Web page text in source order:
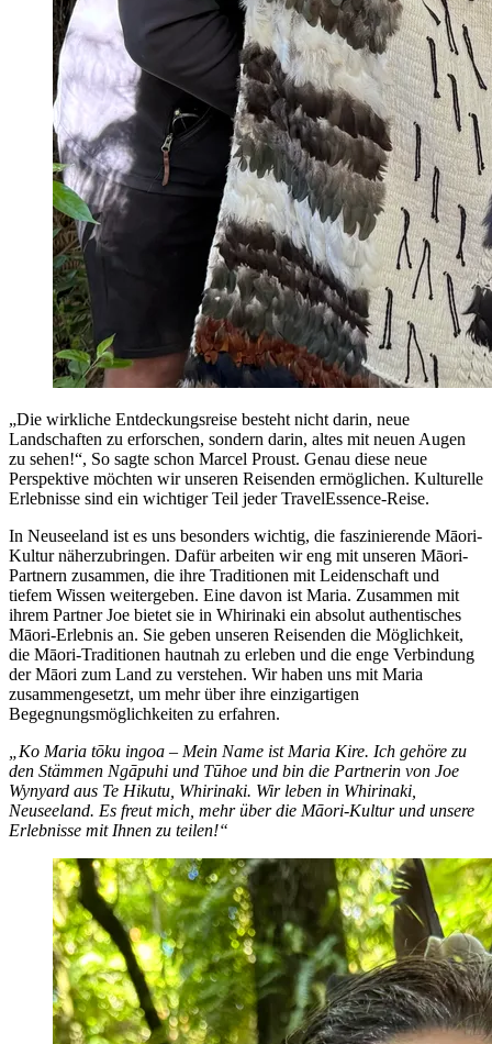
„Die wirkliche Entdeckungsreise besteht nicht darin, neue
Landschaften zu erforschen, sondern darin, altes mit neuen Augen
zu sehen!“, So sagte schon Marcel Proust. Genau diese neue
Perspektive möchten wir unseren Reisenden ermöglichen. Kulturelle
Erlebnisse sind ein wichtiger Teil jeder TravelEssence-Reise.
In Neuseeland ist es uns besonders wichtig, die faszinierende Māori-
Kultur näherzubringen. Dafür arbeiten wir eng mit unseren Māori-
Partnern zusammen, die ihre Traditionen mit Leidenschaft und
tiefem Wissen weitergeben. Eine davon ist Maria. Zusammen mit
ihrem Partner Joe bietet sie in Whirinaki ein absolut authentisches
Māori-Erlebnis an. Sie geben unseren Reisenden die Möglichkeit,
die Māori-Traditionen hautnah zu erleben und die enge Verbindung
der Māori zum Land zu verstehen. Wir haben uns mit Maria
zusammengesetzt, um mehr über ihre einzigartigen
Begegnungsmöglichkeiten zu erfahren.
„Ko Maria tōku ingoa – Mein Name ist Maria Kire. Ich gehöre zu
den Stämmen Ngāpuhi und Tūhoe und bin die Partnerin von Joe
Wynyard aus Te Hikutu, Whirinaki. Wir leben in Whirinaki,
Neuseeland. Es freut mich, mehr über die Māori-Kultur und unsere
Erlebnisse mit Ihnen zu teilen!“